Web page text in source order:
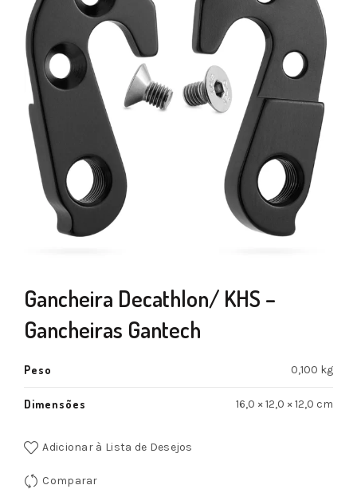
Gancheira Decathlon/ KHS –
Gancheiras Gantech
Peso 0,100 kg
Dimensões 16,0 × 12,0 × 12,0 cm
Adicionar à Lista de Desejos
Comparar